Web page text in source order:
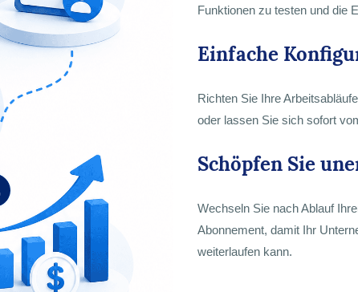
Funktionen zu testen und die
Einfache
Richten Sie Ihre
oder lassen Sie sich sofort
Schöpfen Sie
Wechseln Sie nach Ablauf
Abonnement, damit Ihr
weiterlaufen kann.